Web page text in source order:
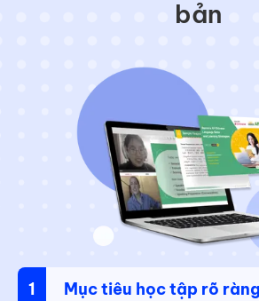
bản
1 Mục tiêu học tập rõ ràng